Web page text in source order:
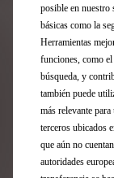
El
los
giros y
equipo
cuarto
posible en nuestro
básicas como la
Herramientas
funciones, como
búsqueda, y
también puede
más relevante
terceros ubicados
que aún no
autoridades